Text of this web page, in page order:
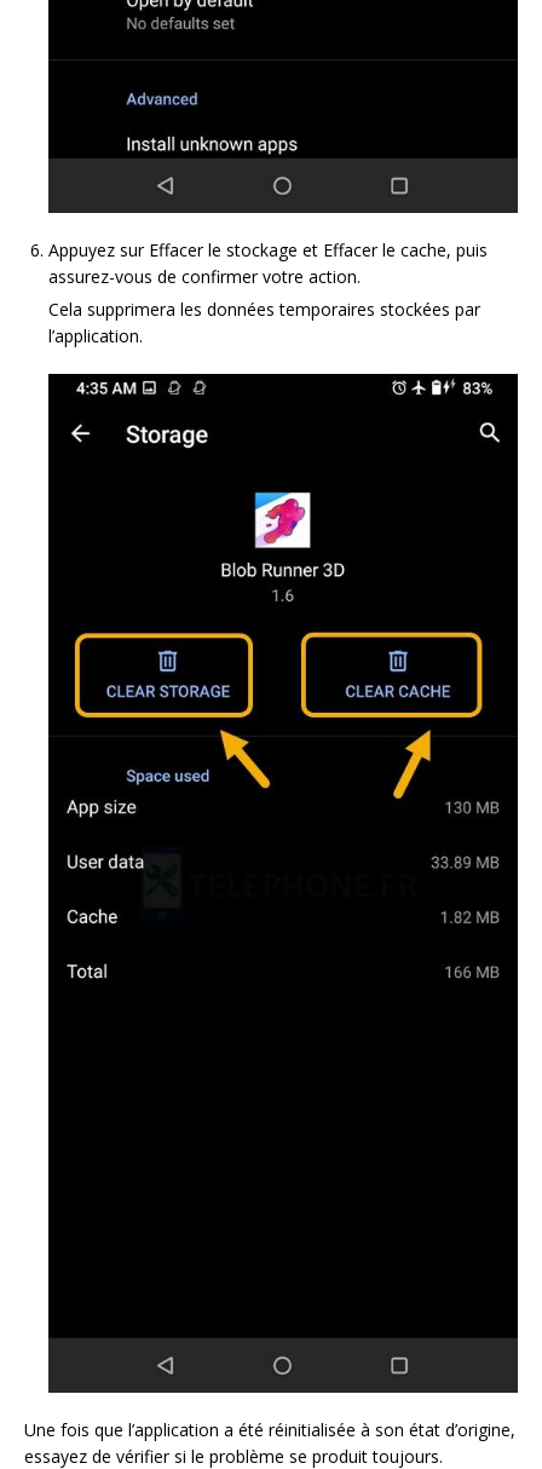
Appuyez sur Effacer le stockage et Effacer le cache, puis
assurez-vous de confirmer votre action.
Cela supprimera les données temporaires stockées par
l’application.
Une fois que l’application a été réinitialisée à son état d’origine,
essayez de vérifier si le problème se produit toujours.